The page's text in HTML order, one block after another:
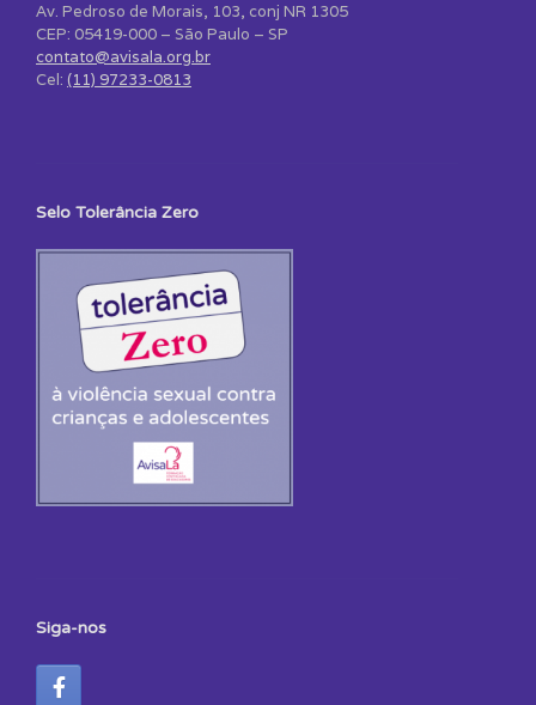
Av. Pedroso de Morais, 103, conj NR 1305
CEP: 05419-000 – São Paulo – SP
contato@avisala.org.br
Cel: (11) 97233-0813
Selo Tolerância Zero
Siga-nos